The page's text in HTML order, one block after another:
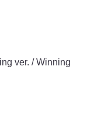
ver. / Winning